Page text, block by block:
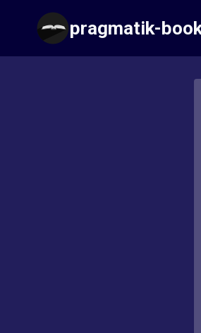
содержимому
pragmatik-